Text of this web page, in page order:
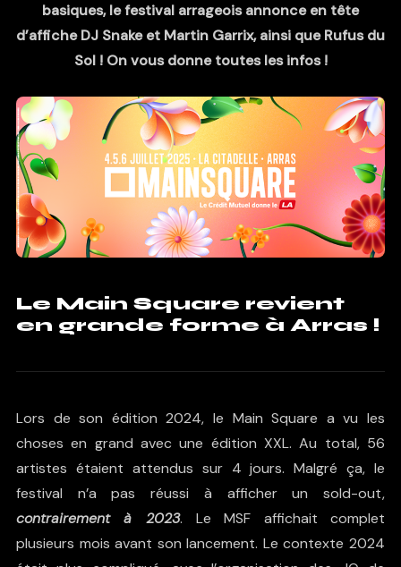
basiques, le festival arrageois annonce en tête
d’affiche DJ Snake et Martin Garrix, ainsi que Rufus du
Sol ! On vous donne toutes les infos !
Le Main Square revient
en grande forme à Arras !
Lors de son édition 2024, le Main Square a vu les
choses en grand avec une édition XXL. Au total, 56
artistes étaient attendus sur 4 jours. Malgré ça, le
festival n’a pas réussi à afficher un sold-out,
contrairement à 2023. Le MSF affichait complet
plusieurs mois avant son lancement. Le contexte 2024